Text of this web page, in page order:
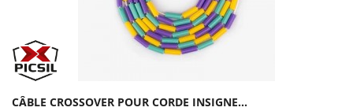
CÂBLE CROSSOVER POUR CORDE INSIGNE...